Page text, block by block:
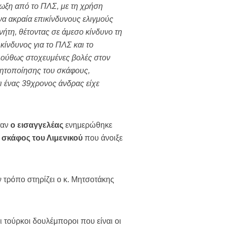
από το ΠΛΣ, με τη χρήση
επικίνδυνους ελιγμούς
θέτοντας σε άμεσο κίνδυνο τη
για το ΠΛΣ και το
στοχευμένες βολές στον
του σκάφους,
39χρονος άνδρας είχε
ο εισαγγελέας ενημερώθηκε
του Λιμενικού που άνοιξε
τρόπο στηρίζει ο κ. Μητσοτάκης
δουλέμποροι που είναι οι